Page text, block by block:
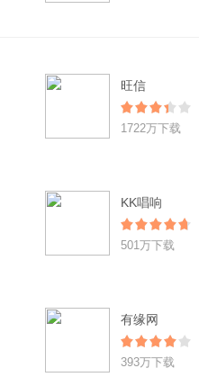
旺信
1722万下载
KK唱响
501万下载
有缘网
393万下载